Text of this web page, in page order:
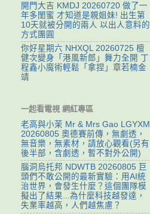
開門大吉 KMDJ 20260720 做了一
年多閨蜜 才知道是親姐妹! 出生第
10天就被分開的兩人 以出人意料的
方式團圓
你好星期六 NHXQL 20260725 檀
健次變身「港風新郎」舞力全開 丁
程鑫小魔術輕鬆「拿捏」章若楠金
靖
一起看電視 網紅專區
老高與小茉 Mr & Mrs Gao LGYXM
20260805 奧德賽前傳，無劇透，
無音樂，無素材，請放心觀看(另有
後半部，含劇透，暫不對外公開)
腦洞烏托邦 NDWTB 20260805 巨
頭們不敢公開的最新實驗：用AI統
治世界，會發生什麼？這個團隊模
擬出了結果...為什麼科技越發達，
失業率越高，人們越焦慮？